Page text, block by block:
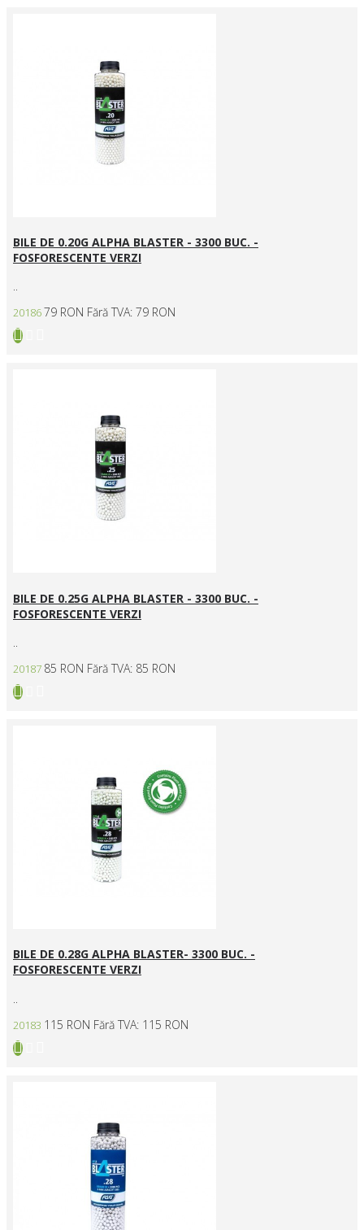
BILE DE 0.20G ALPHA BLASTER - 3300 BUC. -
FOSFORESCENTE VERZI
..
2018679 RON Fără TVA: 79 RON
BILE DE 0.25G ALPHA BLASTER - 3300 BUC. -
FOSFORESCENTE VERZI
..
20187 85 RON Fără TVA: 85 RON
BILE DE 0.28G ALPHA BLASTER- 3300 BUC. -
FOSFORESCENTE VERZI
20183 115 RON Fără TVA: 115 RON